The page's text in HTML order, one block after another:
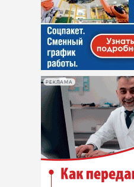
РЕКЛАМА